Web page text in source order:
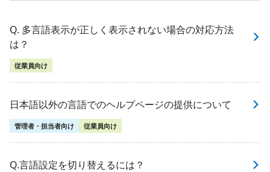
Q. 多言語表示が正しく表示されない場合の対応方法
は？
従業員向け
日本語以外の言語でのヘルプページの提供について
管理者・担当者向け 従業員向け
Q.言語設定を切り替えるには？